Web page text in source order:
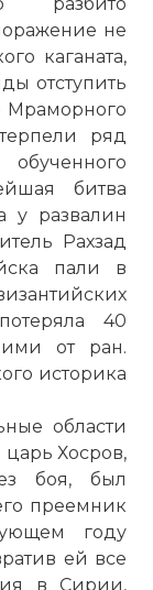
не
каганата,
отступить
Мраморного
ряд
битва
у развалин
Рахзад
пали в
40
от ран.
историка
области
Хосров,
боя, был
преемник
году
ей все
в Сирии,